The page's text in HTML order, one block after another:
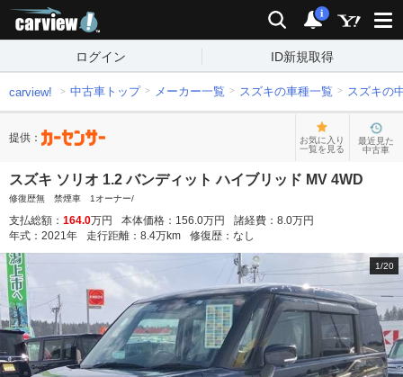
検索 通知
i
ログイン ID新規取得
carview! 中古車トップ メーカー一覧 スズキの車種一覧 スズキの
提供：
お気に入り
一覧を見る
最近見た
中古車
スズキ ソリオ 1.2 バンディット ハイブリッド MV 4WD
修復歴無 禁煙車 1オーナー/
支払総額： 164.0万円 本体価格： 156.0万円 諸経費： 8.0万円
年式： 2021年 走行距離： 8.4万km 修復歴： なし
1/20